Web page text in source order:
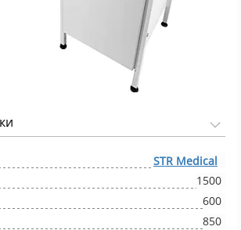
STR Medical
1500
600
850